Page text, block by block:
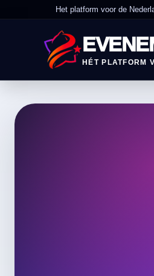
Het platform voor de
HÉT PLATFORM